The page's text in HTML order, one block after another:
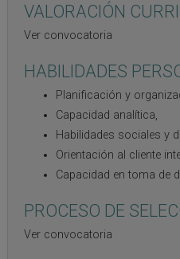
VALORACIÓN
Ver convocatoria
HABILIDADES
Planificación y
Capacidad analítica,
Habilidades sociales y
Orientación al cliente
Capacidad en toma de
PROCESO DE
Ver convocatoria